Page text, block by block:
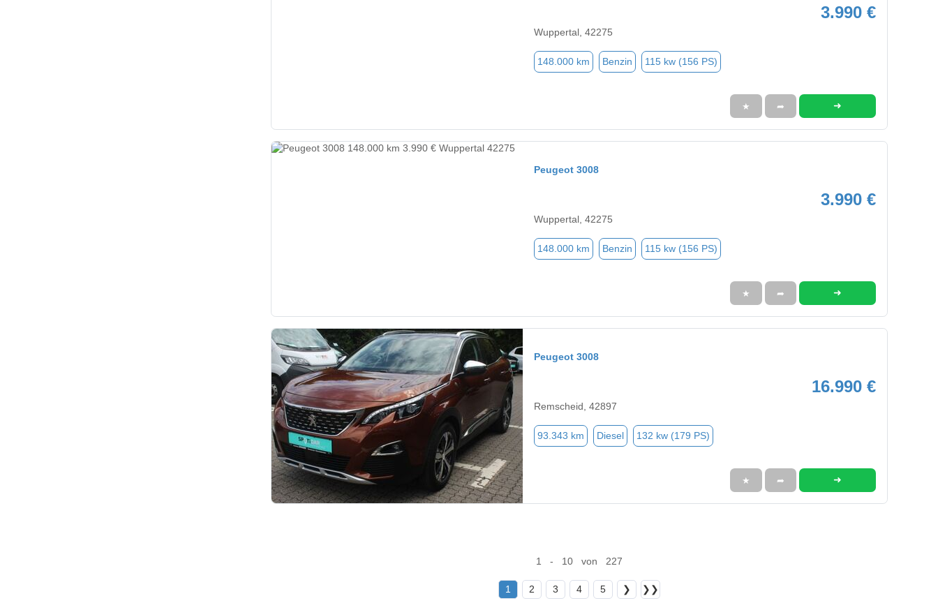
3.990 €
Wuppertal, 42275
148.000 km Benzin 115 kw (156 PS)
★ ➦ ➜
Peugeot 3008
3.990 €
Wuppertal, 42275
148.000 km Benzin 115 kw (156 PS)
★ ➦ ➜
Peugeot 3008
16.990 €
Remscheid, 42897
93.343 km Diesel 132 kw (179 PS)
★ ➦ ➜
1 - 10 von 227
1 2 3 4 5 ❯ ❯❯